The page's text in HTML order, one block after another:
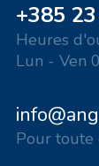
+385
Heures
Lun - Ven
Pour toute